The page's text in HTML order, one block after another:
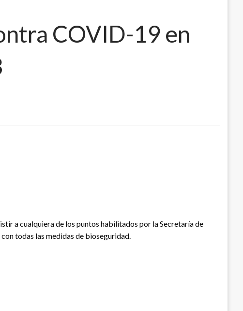
COVID-19 en
a cualquiera de los puntos habilitados por la Secretaría de
todas las medidas de bioseguridad.